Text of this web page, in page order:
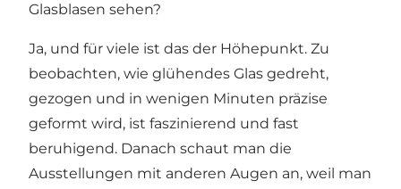
Glasblasen sehen?
Ja, und für viele ist das der Höhepunkt. Zu
beobachten, wie glühendes Glas gedreht,
gezogen und in wenigen Minuten präzise
geformt wird, ist faszinierend und fast
beruhigend. Danach schaut man die
Ausstellungen mit anderen Augen an, weil man